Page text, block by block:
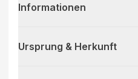
Informationen
Ursprung & Herkunft